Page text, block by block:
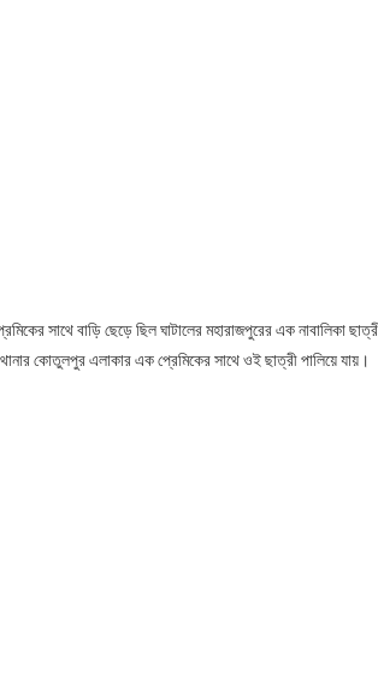
সাথে বাড়ি ছেড়ে ছিল ঘাটালের মহারাজপুরের এক নাবালিকা
কোতুলপুর এলাকার এক প্রেমিকের সাথে ওই ছাত্রী পালিয়ে যায়।